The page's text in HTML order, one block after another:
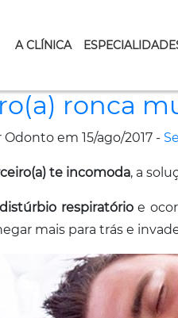
A CLÍNICA
ronca
em 15/ago/2017 -
te incomoda, a
respiratórioe
mais para trás e